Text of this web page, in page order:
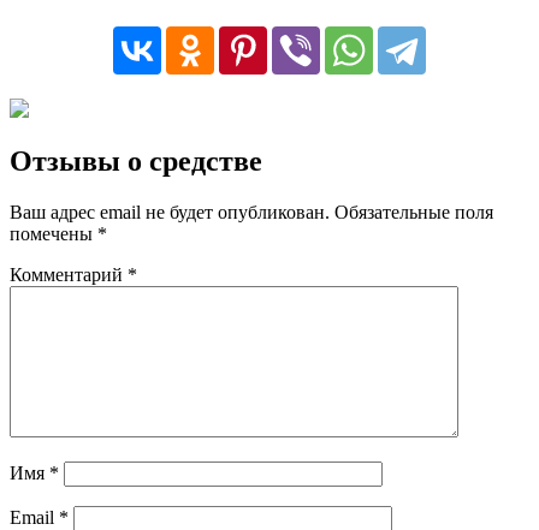
Отзывы о средстве
Ваш адрес email не будет опубликован. Обязательные поля
помечены *
Комментарий *
Имя *
Email *